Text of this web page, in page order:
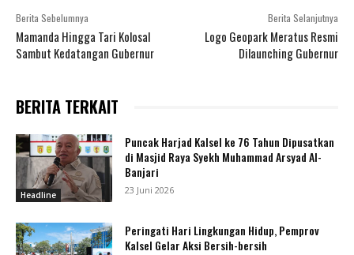
Berita Sebelumnya
Mamanda Hingga Tari Kolosal
Sambut Kedatangan Gubernur
Berita Selanjutnya
Logo Geopark Meratus Resmi
Dilaunching Gubernur
BERITA TERKAIT
Headline
Puncak Harjad Kalsel ke 76 Tahun Dipusatkan
di Masjid Raya Syekh Muhammad Arsyad Al-
Banjari
23 Juni 2026
Peringati Hari Lingkungan Hidup, Pemprov
Kalsel Gelar Aksi Bersih-bersih